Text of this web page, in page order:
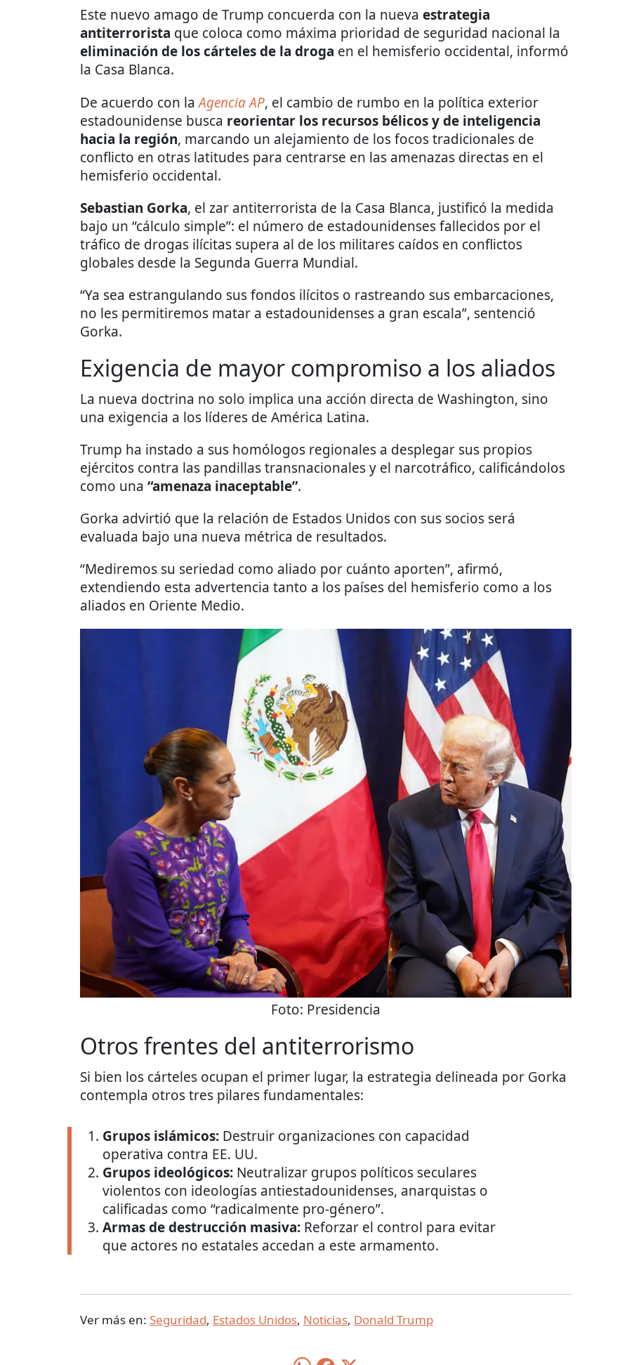
Este nuevo amago de Trump concuerda con la nueva estrategia
antiterrorista que coloca como máxima prioridad de seguridad nacional la
eliminación de los cárteles de la droga en el hemisferio occidental, informó
la Casa Blanca.
De acuerdo con laAgencia AP, el cambio de rumbo en la política exterior
estadounidense busca reorientar los recursos bélicos y de inteligencia
hacia la región, marcando un alejamiento de los focos tradicionales de
conflicto en otras latitudes para centrarse en las amenazas directas en el
hemisferio occidental.
Sebastian Gorka, el zar antiterrorista de la Casa Blanca, justificó la medida
bajo un “cálculo simple”: el número de estadounidenses fallecidos por el
tráfico de drogas ilícitas supera al de los militares caídos en conflictos
globales desde la Segunda Guerra Mundial.
“Ya sea estrangulando sus fondos ilícitos o rastreando sus embarcaciones,
no les permitiremos matar a estadounidenses a gran escala”, sentenció
Gorka.
Exigencia de mayor compromiso a los aliados
La nueva doctrina no solo implica una acción directa de Washington, sino
una exigencia a los líderes de América Latina.
Trump ha instado a sus homólogos regionales a desplegar sus propios
ejércitos contra las pandillas transnacionales y el narcotráfico, calificándolos
como una “amenaza inaceptable”.
Gorka advirtió que la relación de Estados Unidos con sus socios será
evaluada bajo una nueva métrica de resultados.
“Mediremos su seriedad como aliado por cuánto aporten”, afirmó,
extendiendo esta advertencia tanto a los países del hemisferio como a los
aliados en Oriente Medio.
Foto: Presidencia
Otros frentes del antiterrorismo
Si bien los cárteles ocupan el primer lugar, la estrategia delineada por Gorka
contempla otros tres pilares fundamentales:
Grupos islámicos: Destruir organizaciones con capacidad
operativa contra EE. UU.
Grupos ideológicos: Neutralizar grupos políticos seculares
violentos con ideologías antiestadounidenses, anarquistas o
calificadas como “radicalmente pro-género”.
Armas de destrucción masiva: Reforzar el control para evitar
que actores no estatales accedan a este armamento.
Ver más en: Seguridad, Estados Unidos, Noticias, Donald Trump